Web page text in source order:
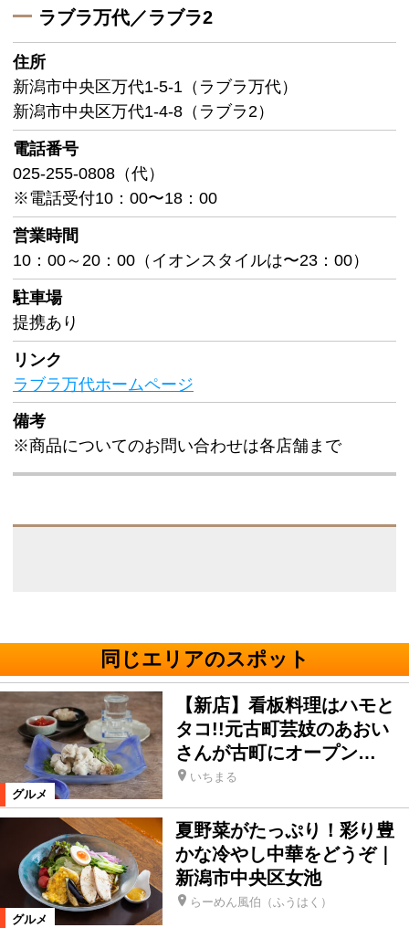
ラブラ万代／ラブラ2
住所
新潟市中央区万代1-5-1（ラブラ万代）
新潟市中央区万代1-4-8（ラブラ2）
電話番号
025-255-0808（代）
※電話受付10：00〜18：00
営業時間
10：00～20：00（イオンスタイルは〜23：00）
駐車場
提携あり
リンク
ラブラ万代ホームページ
備考
※商品についてのお問い合わせは各店舗まで
同じエリアのスポット
グルメ
【新店】看板料理はハモと
タコ!!元古町芸妓のあおい
さんが古町にオープン…
いちまる
グルメ
夏野菜がたっぷり！彩り豊
かな冷やし中華をどうぞ｜
新潟市中央区女池
らーめん風伯（ふうはく）